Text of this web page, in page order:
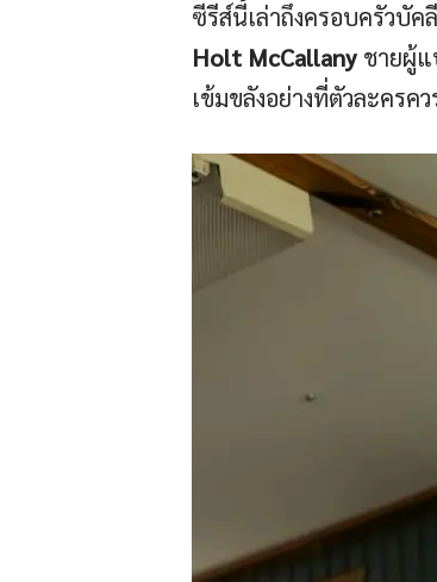
ซีรีส์นี้เล่าถึงครอบครัวบั
Holt McCallanyชายผู้แ
เข้มขลังอย่างที่ตัวละครค